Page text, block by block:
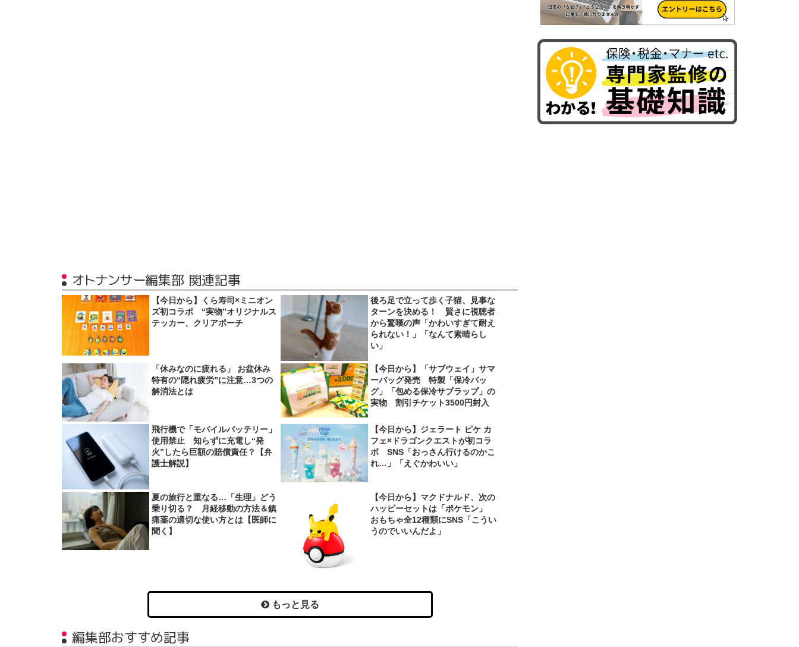
オトナンサー編集部 関連記事
【今日から】くら寿司×ミニオン
ズ初コラボ “実物”オリジナルス
テッカー、クリアポーチ
後ろ足で立って歩く子猫、見事な
ターンを決める！ 賢さに視聴者
から驚嘆の声「かわいすぎて耐え
られない！」「なんて素晴らし
い」
「休みなのに疲れる」 お盆休み
特有の“隠れ疲労”に注意…3つの
解消法とは
【今日から】「サブウェイ」サマ
ーバッグ発売 特製「保冷バッ
グ」「包める保冷サブラップ」の
実物 割引チケット3500円封入
飛行機で「モバイルバッテリー」
使用禁止 知らずに充電し“発
火”したら巨額の賠償責任？【弁
護士解説】
【今日から】ジェラート ピケ カ
フェ×ドラゴンクエストが初コラ
ボ SNS「おっさん行けるのかこ
れ…」「えぐかわいい」
夏の旅行と重なる…「生理」どう
乗り切る？ 月経移動の方法＆鎮
痛薬の適切な使い方とは【医師に
聞く】
【今日から】マクドナルド、次の
ハッピーセットは「ポケモン」
おもちゃ全12種類にSNS「こうい
うのでいいんだよ」
もっと見る
編集部おすすめ記事